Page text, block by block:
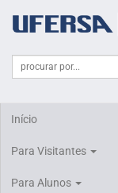
portal
UFERSA
Formulário
Busca
Campo
de
Início
Para Visitantes
Para Alunos